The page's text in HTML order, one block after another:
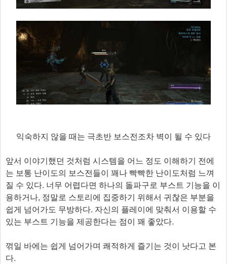
익숙하지 않을 때는 극초반 보스전조차 벽이 될 수 있다
앞서 이야기했던 것처럼 시스템을 어느 정도 이해하기 전에
는 보통 난이도의 보스전들이 꽤나 빡빡한 난이도처럼 느껴
질 수 있다. 너무 어렵다면 하나의 돌파구로 부스트 기능을 이
용하거나, 정말로 스토리에 집중하기 위해서 귀찮은 부분을
쉽게 넘어가도 무방하다. 자신의 플레이에 맞춰서 이용할 수
있는 부스트 기능을 제공한다는 점이 꽤 좋았다.
꺾일 바에는 쉽게 넘어가며 쾌적하게 즐기는 것이 낫다고 본
다.